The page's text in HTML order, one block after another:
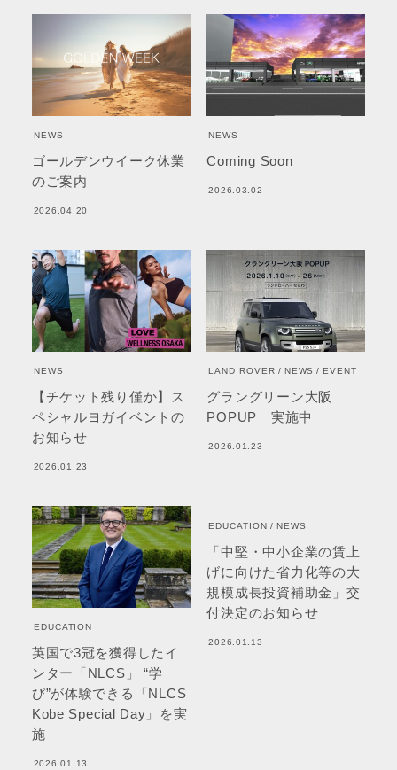
NEWS
ゴールデンウイーク休業
のご案内
2026.04.20
NEWS
Coming Soon
2026.03.02
NEWS
【チケット残り僅か】ス
ペシャルヨガイベントの
お知らせ
2026.01.23
LAND ROVER NEWS EVENT
グラングリーン大阪
POPUP 実施中
2026.01.23
EDUCATION
英国で3冠を獲得したイ
ンター「NLCS」 “学
び”が体験できる「NLCS
Kobe Special Day」を実
施
2026.01.13
EDUCATION NEWS
「中堅・中小企業の賃上
げに向けた省力化等の大
規模成長投資補助金」交
付決定のお知らせ
2026.01.13